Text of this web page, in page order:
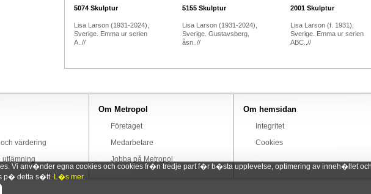
Vi anv�nder egna cookies och cookies fr�n tredje part f�r b�sta upplevelse, optimering av inneh�llet
p� detta s�tt. L�s mer.
5074Skulptur
Lisa Larson (1931-2024),
Sverige. Emma ur serien
A..//
5155Skulptur
Lisa Larson (1931-2024),
Sverige. Gustavsberg,
åsn..//
2001Skulptur
Lisa Larson (f. 1931),
Sverige. Emma ur serien
ABC..//
värdering
utlämning
Om Metropol
Företaget
Medarbetare
Jobba på Metropol
Om hemsidan
Integritet
Cookies